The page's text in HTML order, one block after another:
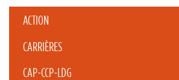
ACTION
CARRIÈRES
CAP-CCP-LDG